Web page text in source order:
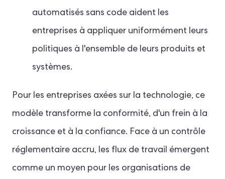
automatisés sans code aident les
entreprises à appliquer uniformément leurs
politiques à l'ensemble de leurs produits et
systèmes.
Pour les entreprises axées sur la technologie, ce
modèle transforme la conformité, d'un frein à la
croissance et à la confiance. Face à un contrôle
réglementaire accru, les flux de travail émergent
comme un moyen pour les organisations de